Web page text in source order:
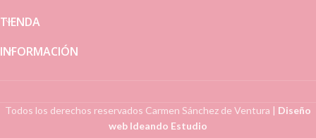
TIENDA
INFORMACIÓN
Todos los derechos reservados Carmen Sánchez de Ventura | Diseño
web Ideando Estudio